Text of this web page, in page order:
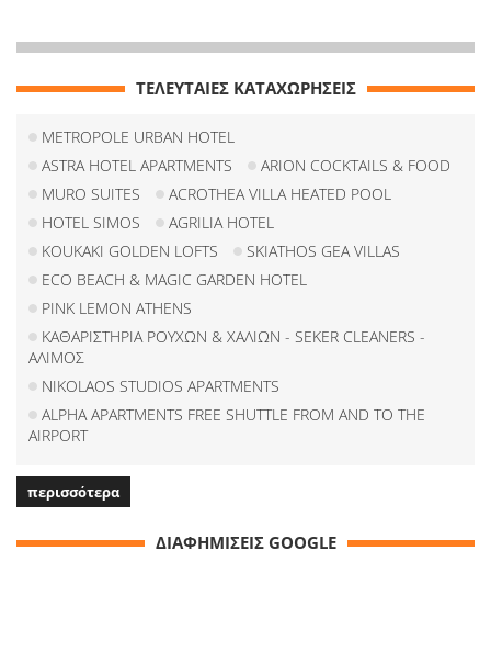
ΤΕΛΕΥΤΑΙΕΣ ΚΑΤΑΧΩΡΗΣΕΙΣ
METROPOLE URBAN HOTEL
ASTRA HOTEL APARTMENTS
ARION COCKTAILS & FOOD
MURO SUITES
ACROTHEA VILLA HEATED POOL
HOTEL SIMOS
AGRILIA HOTEL
KOUKAKI GOLDEN LOFTS
SKIATHOS GEA VILLAS
ECO BEACH & MAGIC GARDEN HOTEL
PINK LEMON ATHENS
ΚΑΘΑΡΙΣΤΗΡΙΑ ΡΟΥΧΩΝ & ΧΑΛΙΩΝ - SEKER CLEANERS -
ΑΛΙΜΟΣ
NIKOLAOS STUDIOS APARTMENTS
ALPHA APARTMENTS FREE SHUTTLE FROM AND TO THE
AIRPORT
περισσότερα
ΔΙΑΦΗΜΙΣΕΙΣ GOOGLE